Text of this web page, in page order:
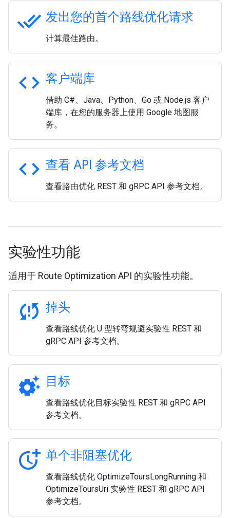
done_all 发出您的首个路线优化请求
计算最佳路由。
code 客户端库
借助 C#、Java、Python、Go 或 Node.js 客户
端库，在您的服务器上使用 Google 地图服
务。
code 查看 API 参考文档
查看路由优化 REST 和 gRPC API 参考文档。
实验性功能
适用于 Route Optimization API 的实验性功能。
sync_problem 掉头
查看路线优化 U 型转弯规避实验性 REST 和
gRPC API 参考文档。
settings_suggest 目标
查看路线优化目标实验性 REST 和 gRPC API
参考文档。
more_time 单个非阻塞优化
查看路线优化 OptimizeToursLongRunning 和
OptimizeToursUri 实验性 REST 和 gRPC API
参考文档。